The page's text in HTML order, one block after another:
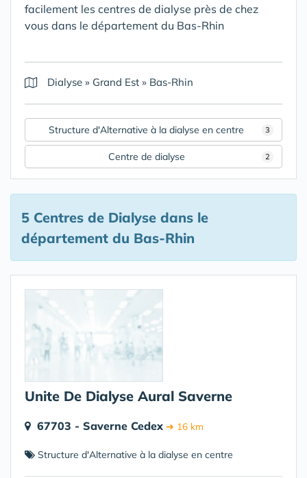
facilement les centres de dialyse près de chez
vous dans le département du Bas-Rhin
Dialyse » Grand Est » Bas-Rhin
3
Structure d'Alternative à la dialyse en centre
2
Centre de dialyse
5 Centres de Dialyse dans le
département du Bas-Rhin
Unite De Dialyse Aural Saverne
67703 - Saverne Cedex ➔ 16 km
Structure d'Alternative à la dialyse en centre